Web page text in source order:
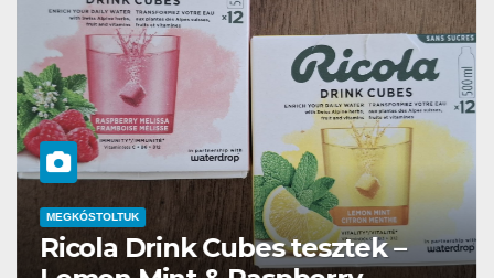
Drink Cubes tesztek –